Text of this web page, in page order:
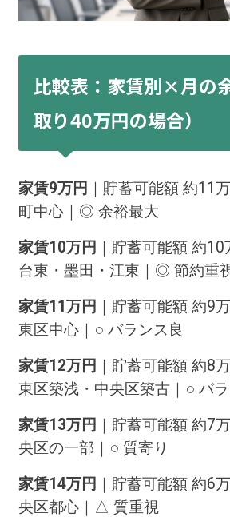
比較表：家賃別×月の
取り40万円の場合）
家賃9万円 ｜貯蓄可能額 約11
町中心｜◎ 余裕最大
家賃10万円 ｜貯蓄可能額 約10
台東・墨田・江東｜◎ 節約重
家賃11万円 ｜貯蓄可能額 約9
東区中心｜○ バランス良
家賃12万円 ｜貯蓄可能額 約8
東区築浅・中央区築古｜○ バ
家賃13万円 ｜貯蓄可能額 約7
央区の一部｜○ 質寄り
家賃14万円 ｜貯蓄可能額 約6
央区都心｜△ 質重視